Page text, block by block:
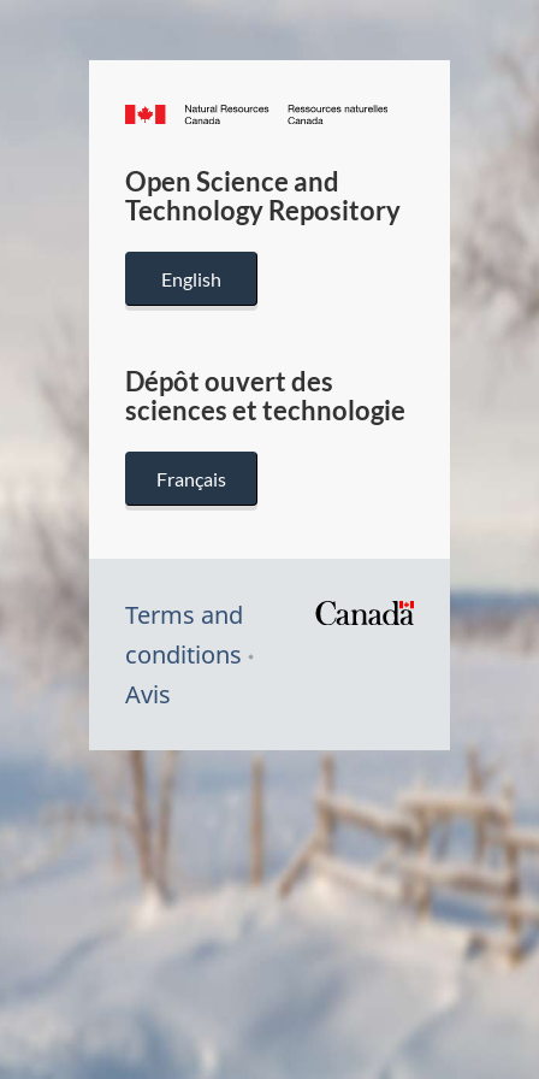
Canada.ca
/
Canada
Open Science and
Technology Repository
English
Dépôt ouvert des
sciences et technologie
Français
Terms and
conditions
Avis
Symbole
Canada